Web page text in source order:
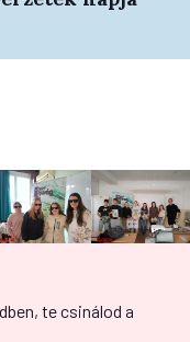
te csinálod a